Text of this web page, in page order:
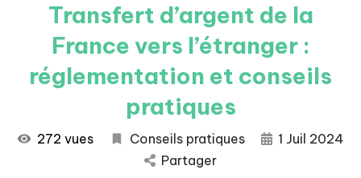
Transfert d’argent de la
France vers l’étranger :
réglementation et conseils
pratiques
272 vues Conseils pratiques
1 Juil 2024
Partager